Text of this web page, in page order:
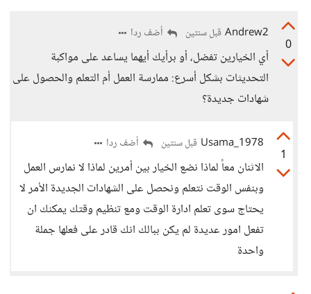
0
Andrew2 قبل سنتين أضف ردا
أي الخيارين تفضل، أو برأيك أيهما يساعد على مواكبة
التحديثات بشكل أسرع: ممارسة العمل أم التعلم والحصول على
شهادات جديدة؟
1
Usama_1978 قبل سنتين أضف ردا
الاثنان معاً لماذا نضع الخيار بين أمرين لماذا لا نمارس العمل
وبنفس الوقت نتعلم ونحصل على الشهادات الجديدة الأمر لا
يحتاج سوى تعلم ادارة الوقت ومع تنظيم وقتك يمكنك ان
تفعل امور عديدة لم يكن ببالك انك قادر على فعلها جملة
واحدة